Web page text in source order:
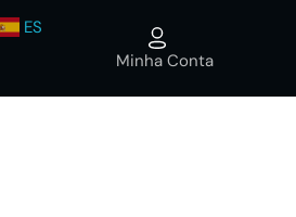
ES
Minha Conta